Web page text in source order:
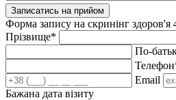
Записатись на прийом
Форма запису на скринінг здоров'я
Прізвище*
По-
Email
Бажана дата візиту